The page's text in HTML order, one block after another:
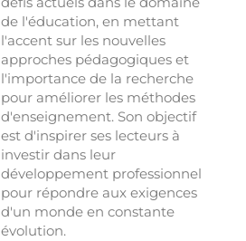
de l'éducation, en mettant
l'accent sur les nouvelles
approches pédagogiques et
l'importance de la recherche
pour améliorer les méthodes
d'enseignement. Son objectif
est d'inspirer ses lecteurs à
investir dans leur
développement professionnel
pour répondre aux exigences
d'un monde en constante
évolution.